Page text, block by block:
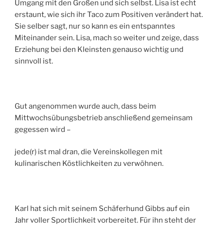
Umgang mit den Großen und sich selbst. Lisa ist echt
erstaunt, wie sich ihr Taco zum Positiven verändert hat.
Sie selber sagt, nur so kann es ein entspanntes
Miteinander sein. Lisa, mach so weiter und zeige, dass
Erziehung bei den Kleinsten genauso wichtig und
sinnvoll ist.
Gut angenommen wurde auch, dass beim
Mittwochsübungsbetrieb anschließend gemeinsam
gegessen wird –
jede(r) ist mal dran, die Vereinskollegen mit
kulinarischen Köstlichkeiten zu verwöhnen.
Karl hat sich mit seinem Schäferhund Gibbs auf ein
Jahr voller Sportlichkeit vorbereitet. Für ihn steht der